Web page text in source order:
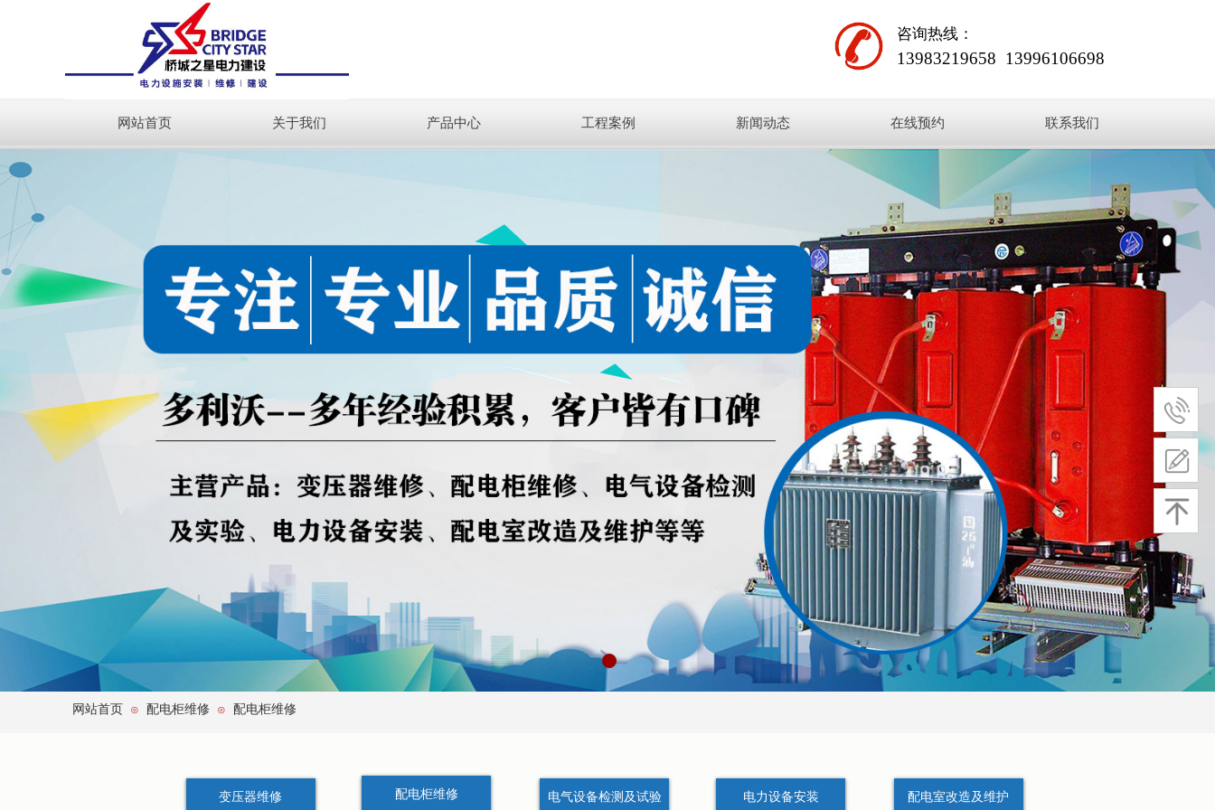
咨询热线：
13983219658 13996106698
网站首页 关于我们 产品中心 工程案例 新闻动态 在线预约 联系我们
网站首页 ⊙ 配电柜维修 ⊙ 配电柜维修
变压器维修 电力设备安装
配电柜维修 电气设备检测及试验 配电室改造及维护